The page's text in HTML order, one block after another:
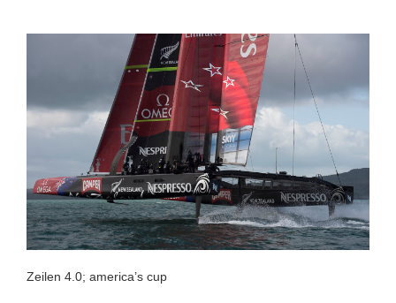
Zeilen 4.0; america’s cup